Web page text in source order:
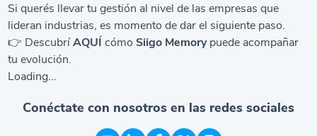
Si querés llevar tu gestión al nivel de las empresas que
lideran industrias, es momento de dar el siguiente paso.
👉 DescubríAQUÍ cómoSiigo Memorypuede acompañar
tu evolución.
Loading...
Conéctate con nosotros en las redes sociales